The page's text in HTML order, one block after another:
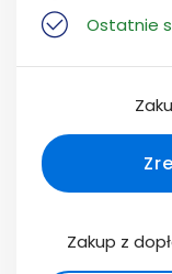
Ostatnie
Zakup z